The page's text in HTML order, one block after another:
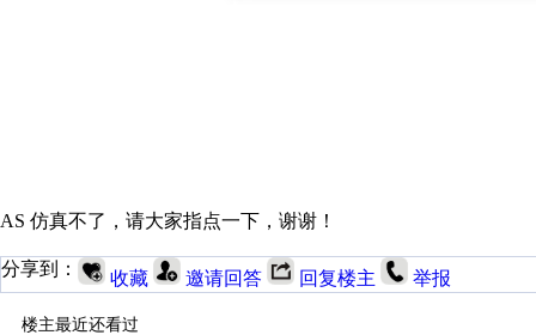
AS 仿真不了，请大家指点一下，谢谢！
分享到： 收藏 邀请回答 回复楼主 举报
楼主最近还看过